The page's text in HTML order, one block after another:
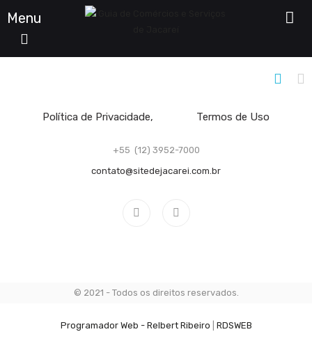
Menu
Filtro De Listagens
Política de Privacidade Termos de Uso
+55 (12) 3952-7000
contato@sitedejacarei.com.br
© 2021 - Todos os direitos reservados.
Programador Web - Relbert Ribeiro RDSWEB